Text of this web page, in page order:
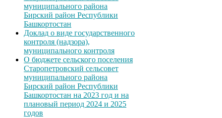
муниципального района
Бирский район Республики
Башкортостан
Доклад о виде государственного
контроля (надзора),
муниципального контроля
О бюджете сельского поселения
Старопетровский сельсовет
муниципального района
Бирский район Республики
Башкортостан на 2023 год и на
плановый период 2024 и 2025
годов